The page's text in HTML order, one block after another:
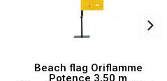
Beach flag Oriflamme
Potence 3,50 m